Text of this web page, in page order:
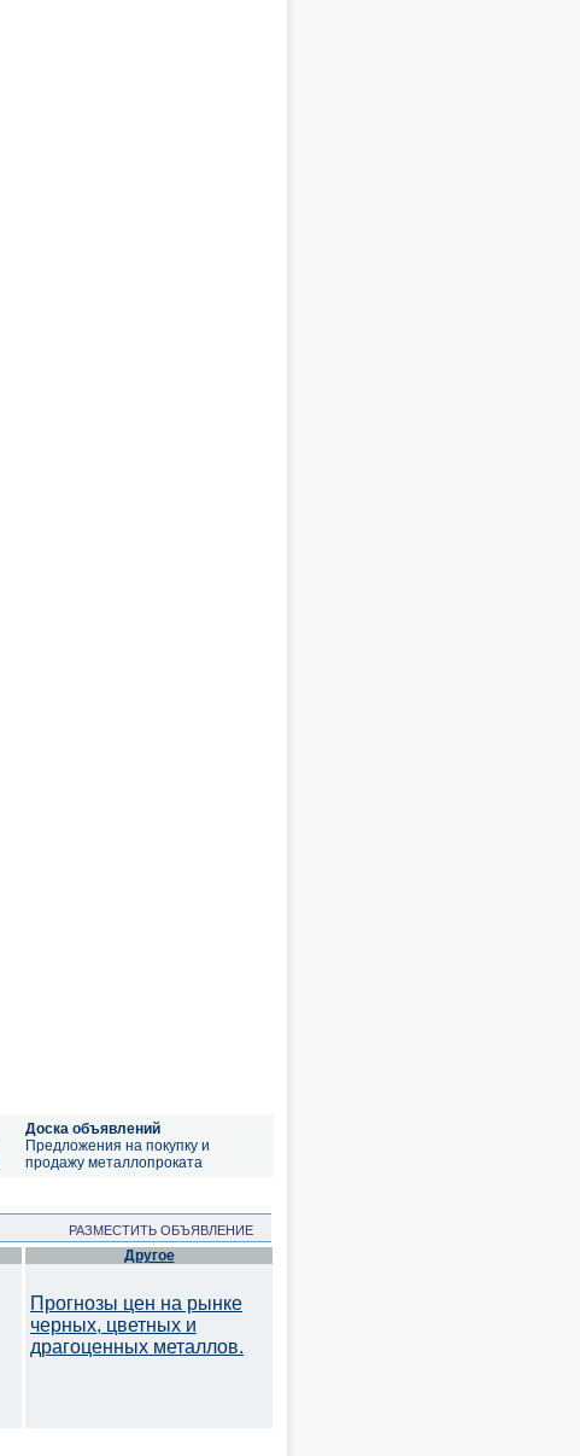
Доска объявлений
Предложения на покупку и
продажу металлопроката
РАЗМЕСТИТЬ ОБЪЯВЛЕНИЕ
Другое
Прогнозы цен на рынке
черных, цветных и
драгоценных металлов.